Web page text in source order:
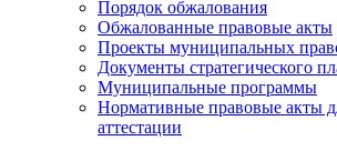
Порядок обжалования
Обжалованные правовые акты
Проекты муниципальных
Документы стратегического
Муниципальные программы
Нормативные правовые акты
аттестации